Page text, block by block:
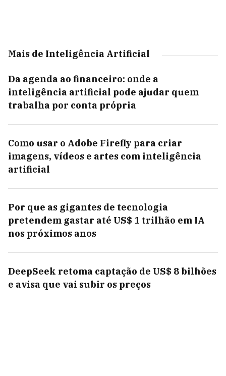
Mais de Inteligência Artificial
Da agenda ao financeiro: onde a
inteligência artificial pode ajudar quem
trabalha por conta própria
Como usar o Adobe Firefly para criar
imagens, vídeos e artes com inteligência
artificial
Por que as gigantes de tecnologia
pretendem gastar até US$ 1 trilhão em IA
nos próximos anos
DeepSeek retoma captação de US$ 8 bilhões
e avisa que vai subir os preços